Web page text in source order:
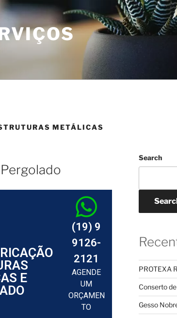
METÁLICAS
E
(19) 9
9126-
2121
AGENDE
UM
ORÇAMEN
TO
Search
PROTEXA
Conserto
Gesso